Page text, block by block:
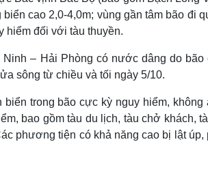
cao 2,0-4,0m; vùng gần tâm bão đi
hiểm đối với tàu thuyền.
– Hải Phòng có nước dâng do
sông từ chiều và tối ngày 5/10.
trong bão cực kỳ nguy hiểm,
bao gồm tàu du lịch, tàu chở khách,
phương tiện có khả năng cao bị lật